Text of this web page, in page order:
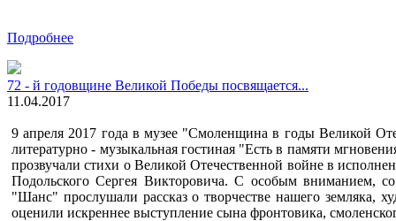
Подробнее
72 - й годовщине Великой Победы посвящается...
11.04.2017
9 апреля 2017 года в музее "Смоленщина в годы Великой
литературно - музыкальная гостиная "Есть в памяти
прозвучали стихи о Великой Отечественной войне в
Подольского Сергея Викторовича. С особым вниманием,
"Шанс" прослушали рассказ о творчестве нашего земляка,
оценили искреннее выступление сына фронтовика,